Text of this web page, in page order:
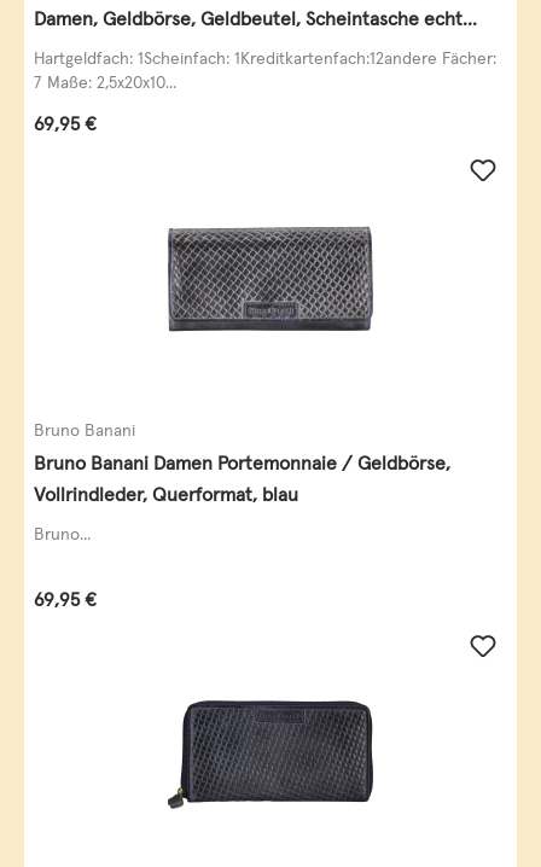
Damen, Geldbörse, Geldbeutel, Scheintasche echt
Leder
Hartgeldfach: 1Scheinfach: 1Kreditkartenfach:12andere Fächer:
7 Maße: 2,5x20x10...
Regulärer Preis:
69,95 €
Bruno Banani
Bruno Banani Damen Portemonnaie / Geldbörse,
Vollrindleder, Querformat, blau
Bruno...
Regulärer Preis:
69,95 €